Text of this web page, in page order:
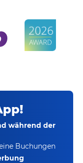
während der
Buchungen